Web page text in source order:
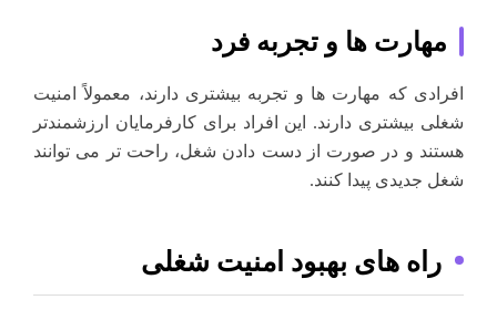
مهارت ها و تجربه فرد
افرادی که مهارت ها و تجربه بیشتری دارند، معمولاً امنیت
شغلی بیشتری دارند. این افراد برای کارفرمایان ارزشمندتر
هستند و در صورت از دست دادن شغل، راحت تر می توانند
شغل جدیدی پیدا کنند.
راه های بهبود امنیت شغلی